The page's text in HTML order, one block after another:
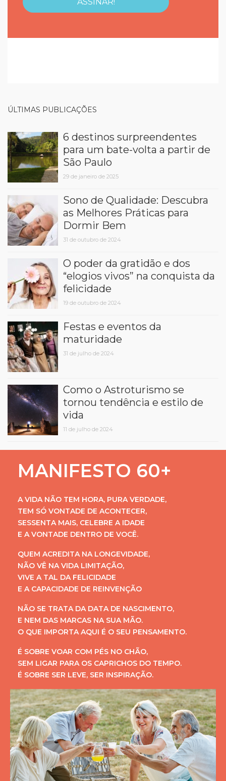
ÚLTIMAS PUBLICAÇÕES
6 destinos surpreendentes
para um bate-volta a partir de
São Paulo
29 de janeiro de 2025
Sono de Qualidade: Descubra
as Melhores Práticas para
Dormir Bem
31 de outubro de 2024
O poder da gratidão e dos
“elogios vivos” na conquista da
felicidade
19 de outubro de 2024
Festas e eventos da
maturidade
31 de julho de 2024
Como o Astroturismo se
tornou tendência e estilo de
vida
11 de julho de 2024
MANIFESTO 60+
A VIDA NÃO TEM HORA, PURA VERDADE,
TEM SÓ VONTADE DE ACONTECER,
SESSENTA MAIS, CELEBRE A IDADE
E A VONTADE DENTRO DE VOCÊ.
QUEM ACREDITA NA LONGEVIDADE,
NÃO VÊ NA VIDA LIMITAÇÃO,
VIVE A TAL DA FELICIDADE
E A CAPACIDADE DE REINVENÇÃO
NÃO SE TRATA DA DATA DE NASCIMENTO,
E NEM DAS MARCAS NA SUA MÃO.
O QUE IMPORTA AQUI É O SEU PENSAMENTO.
É SOBRE VOAR COM PÉS NO CHÃO,
SEM LIGAR PARA OS CAPRICHOS DO TEMPO.
É SOBRE SER LEVE, SER INSPIRAÇÃO.